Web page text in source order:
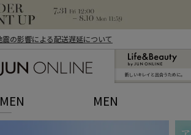
震の影響による配送遅延について
新しいキレイと出合うために。
MEN